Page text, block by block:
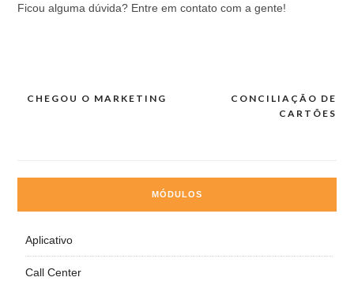
Ficou alguma dúvida? Entre em contato com a gente!
Navegação
CHEGOU O MARKETING
CONCILIAÇÃO DE
CARTÕES
MÓDULOS
Aplicativo
Call Center